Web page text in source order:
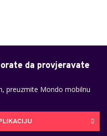
da provjeravate
preuzmite Mondo mobilnu